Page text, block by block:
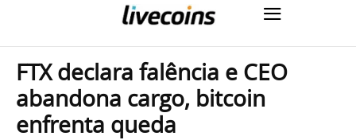
FTX declara falência e CEO
abandona cargo, bitcoin
enfrenta queda